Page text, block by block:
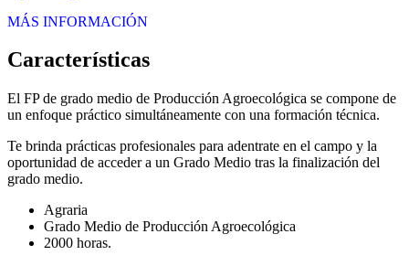
MÁS INFORMACIÓN
Características
El FP de grado medio de Producción Agroecológica se compone de
un enfoque práctico simultáneamente con una formación técnica.
Te brinda prácticas profesionales para adentrate en el campo y la
oportunidad de acceder a un Grado Medio tras la finalización del
grado medio.
Agraria
Grado Medio de Producción Agroecológica
2000 horas.